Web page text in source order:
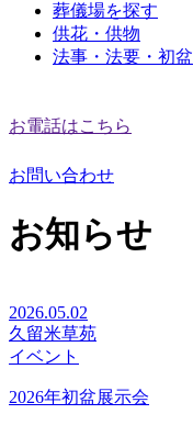
葬儀場を探す
供花・供物
法事・法要・初盆
お電話はこちら
お問い合わせ
お知らせ
2026.05.02
久留米草苑
イベント
2026年初盆展示会